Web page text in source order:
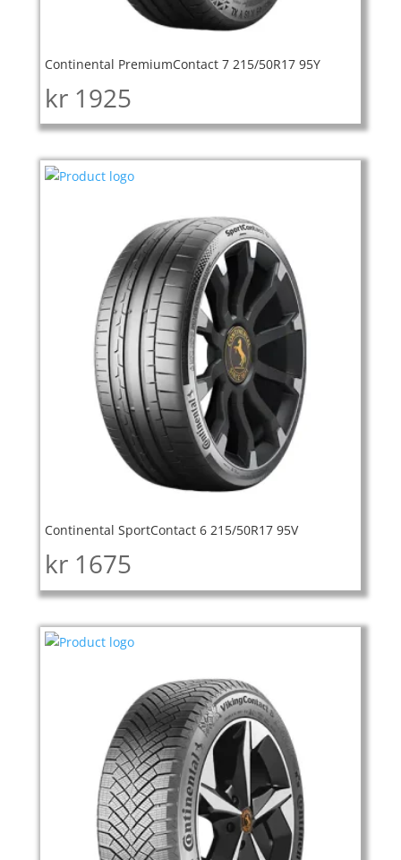
Continental PremiumContact 7 215/50R17 95Y
kr 1925
Continental SportContact 6 215/50R17 95V
kr 1675